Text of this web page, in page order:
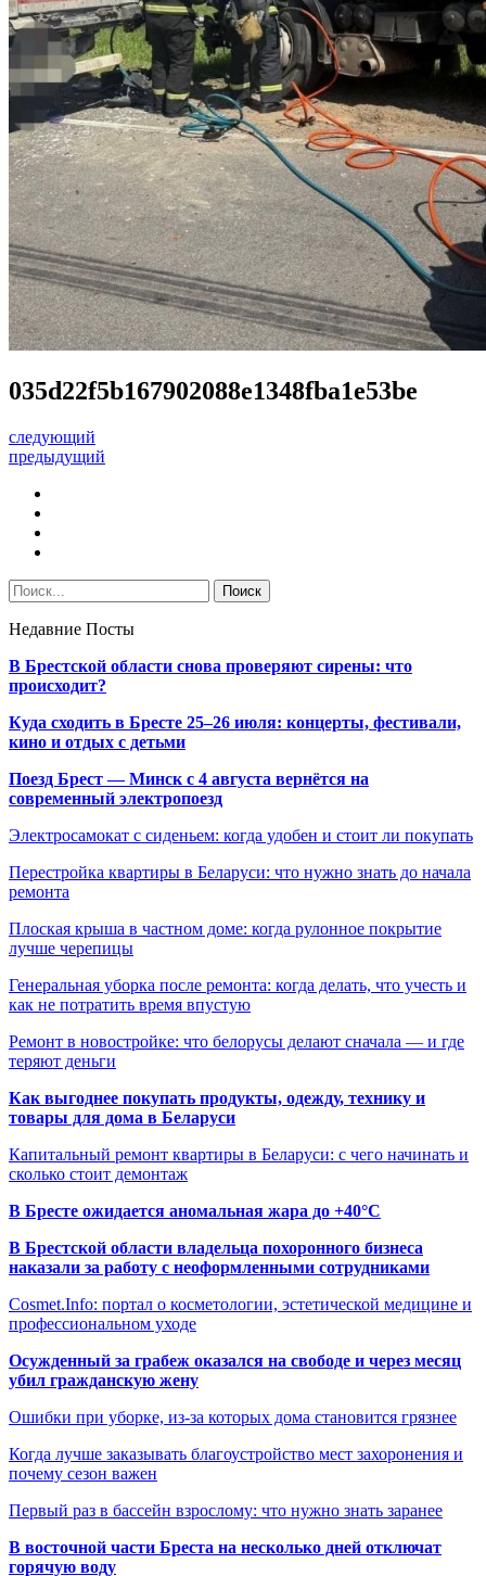
035d22f5b167902088e1348fba1e53be
следующий
предыдущий
Недавние Посты
В Брестской области снова проверяют сирены: что
происходит?
Куда сходить в Бресте 25–26 июля: концерты, фестивали,
кино и отдых с детьми
Поезд Брест — Минск с 4 августа вернётся на
современный электропоезд
Электросамокат с сиденьем: когда удобен и стоит ли покупать
Перестройка квартиры в Беларуси: что нужно знать до начала
ремонта
Плоская крыша в частном доме: когда рулонное покрытие
лучше черепицы
Генеральная уборка после ремонта: когда делать, что учесть и
как не потратить время впустую
Ремонт в новостройке: что белорусы делают сначала — и где
теряют деньги
Как выгоднее покупать продукты, одежду, технику и
товары для дома в Беларуси
Капитальный ремонт квартиры в Беларуси: с чего начинать и
сколько стоит демонтаж
В Бресте ожидается аномальная жара до +40°C
В Брестской области владельца похоронного бизнеса
наказали за работу с неоформленными сотрудниками
Cosmet.Info: портал о косметологии, эстетической медицине и
профессиональном уходе
Осужденный за грабеж оказался на свободе и через месяц
убил гражданскую жену
Ошибки при уборке, из-за которых дома становится грязнее
Когда лучше заказывать благоустройство мест захоронения и
почему сезон важен
Первый раз в бассейн взрослому: что нужно знать заранее
В восточной части Бреста на несколько дней отключат
горячую воду